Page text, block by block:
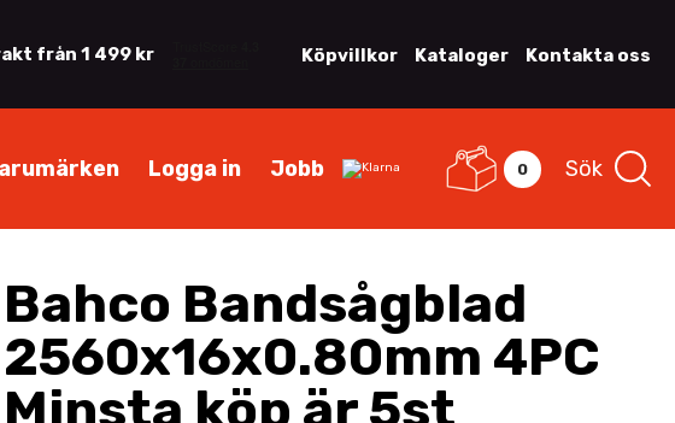
från 1 499 kr Köpvillkor Kataloger Kontakta oss
Logga in Jobb 0 Sök
Bahco Bandsågblad
2560x16x0.80mm 4PC
Minsta köp är 5st